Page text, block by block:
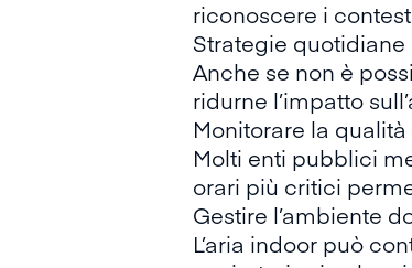
riconoscere i
Strategie quotidiane
Anche se non è
ridurne l’impatto
Monitorare la qualità
Molti enti pubblici
orari più critici
Gestire l’ambiente
L’aria indoor può